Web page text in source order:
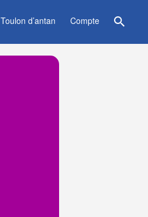
Toulon d’antan Compte